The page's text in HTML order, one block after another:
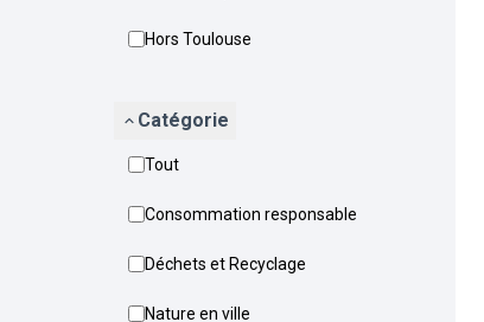
Hors Toulouse
Catégorie
Tout
Consommation responsable
Déchets et Recyclage
Nature en ville